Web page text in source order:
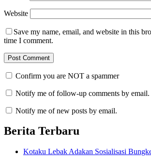
Website
Save my name, email, and website in this
time I comment.
Confirm you are NOT a spammer
Notify me of follow-up comments by email.
Notify me of new posts by email.
Berita Terbaru
Kotaku Lebak Adakan Sosialisasi